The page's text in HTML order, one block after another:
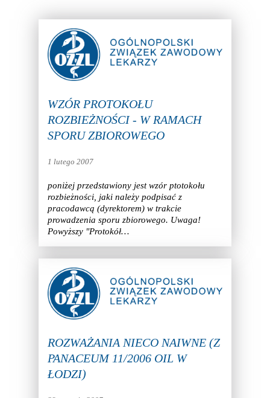
WZÓR PROTOKOŁU
ROZBIEŻNOŚCI - W RAMACH
SPORU ZBIOROWEGO
1 lutego 2007
poniżej przedstawiony jest wzór ptotokołu
rozbieżności, jaki należy podpisać z
pracodawcą (dyrektorem) w trakcie
prowadzenia sporu zbiorowego. Uwaga!
Powyższy "Protokół…
ROZWAŻANIA NIECO NAIWNE (Z
PANACEUM 11/2006 OIL W
ŁODZI)